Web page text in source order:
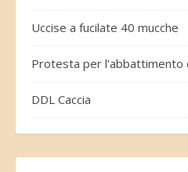
Uccise a fucilate 40 mucche
Protesta per l’abbattimento
DDL Caccia